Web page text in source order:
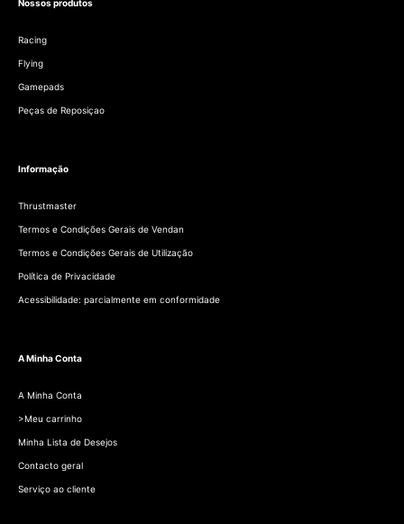
Nossos produtos
Racing
Flying
Gamepads
Peças de Reposiçao
Informação
Thrustmaster
Termos e Condições Gerais de Vendan
Termos e Condições Gerais de Utilização
Política de Privacidade
Acessibilidade: parcialmente em conformidade
A Minha Conta
A Minha Conta
>Meu carrinho
Minha Lista de Desejos
Contacto geral
Serviço ao cliente